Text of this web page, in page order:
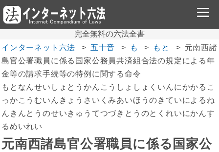
完全無料の六法全書
インターネット六法
五十音 も もと
元南西諸
島官公署職員に係る国家公務員共済組合法の規定による年
金等の請求手続等の特例に関する命令
もとなんせいしょとうかんこうしょしょくいんにかかるこ
っかこうむいんきょうさいくみあいほうのきていによるね
んきんとうのせいきゅうてつづきとうのとくれいにかんす
るめいれい
元南西諸島官公署職員に係る国家公